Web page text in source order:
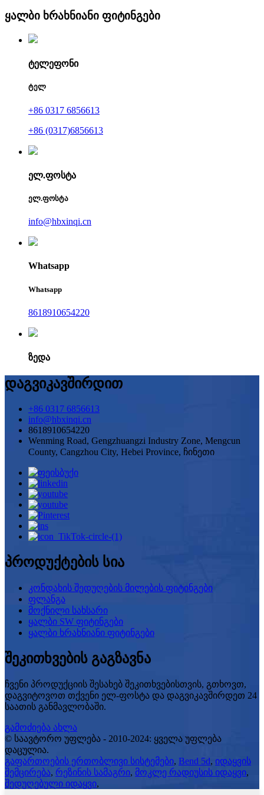
ყალბი ხრახნიანი ფიტინგები
ტელეფონი
ტელ
+86 0317 6856613
+86 (0317)6856613
ელ.ფოსტა
ელ.ფოსტა
info@hbxinqi.cn
Whatsapp
Whatsapp
8618910654220
ზედა
დაგვიკავშირდით
+86 0317 6856613
info@hbxinqi.cn
8618910654220
Wenming Road, Gengzhuangzi Industry Zone, Mengcun
County, Cangzhou City, Hebei Province, ჩინეთი
პროდუქტების სია
კონდახის შედუღების მილების ფიტინგები
ფლანგა
მოქნილი სახსარი
ყალბი SW ფიტინგები
ყალბი ხრახნიანი ფიტინგები
შეკითხვების გაგზავნა
ჩვენი პროდუქციის შესახებ შეკითხვებისთვის, გთხოვთ,
დაგვიტოვოთ თქვენი ელ-ფოსტა და დაგვიკავშირდეთ 24
საათის განმავლობაში.
გამოძიება ახლა
© საავტორო უფლება - 2010-2024: ყველა უფლება
დაცულია.
გაფართოების ერთობლივი სისტემები, Bend 5d, იდაყვის
შემცირება, რეზინის სამაგრი, მოკლე რადიუსის იდაყვი,
შედუღებული იდაყვი,